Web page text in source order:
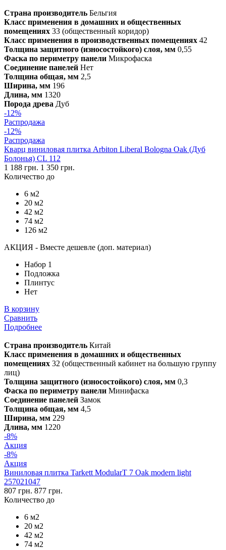
Страна производитель Бельгия
Класс применения в домашних и общественных
помещениях 33 (общественный коридор)
Класс применения в производственных помещениях 42
Толщина защитного (износостойкого) слоя, мм 0,55
Фаска по периметру панели Микрофаска
Соединение панелей Нет
Толщина общая, мм 2,5
Ширина, мм 196
Длина, мм 1320
Порода древа Дуб
-12%
Распродажа
-12%
Распродажа
Кварц виниловая плитка Arbiton Liberal Bologna Oak (Дуб
Болонья) CL 112
1 188 грн. 1 350 грн.
Количество до
6 м2
20 м2
42 м2
74 м2
126 м2
АКЦИЯ - Вместе дешевле (доп. материал)
Набор 1
Подложка
Плинтус
Нет
В корзину
Сравнить
Подробнее
Страна производитель Китай
Класс применения в домашних и общественных
помещениях 32 (общественный кабинет на большую группу
лиц)
Толщина защитного (износостойкого) слоя, мм 0,3
Фаска по периметру панели Минифаска
Соединение панелей Замок
Толщина общая, мм 4,5
Ширина, мм 229
Длина, мм 1220
-8%
Акция
-8%
Акция
Виниловая плитка Tarkett ModularT 7 Oak modern light
257021047
807 грн. 877 грн.
Количество до
6 м2
20 м2
42 м2
74 м2